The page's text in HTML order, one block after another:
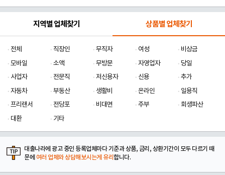
지역별 업체찾기 상품별 업체찾기
전체 직장인 무직자 여성
비상금
모바일
소액 무방문 자영업자
당일
사업자
전문직 저신용자 신용
추가
자동차
부동산 생활비 온라인
일용직
프리랜서
전당포 비대면 주부
회생파산
대환
기타
대출나라에 광고 중인 등록업체마다 기준과 상품, 금리, 상환기간이 모두 다르기 때
문에 여러 업체와 상담해보시는게 유리합니다.